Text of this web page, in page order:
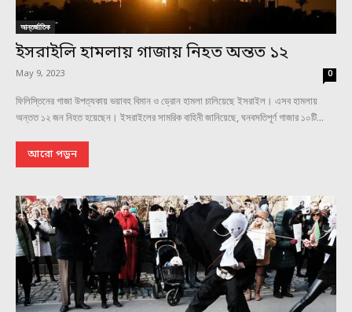
আন্তর্জাতিক
ইসরাইলি হামলায় গাজায় নিহত অন্তত ১২
May 9, 2023 0
ফিলিস্তিনের গাজা উপত্যকায় ভয়াবহ বিমান ও ড্রোন হামলা চালিয়েছে ইসরাইল। এসব হামলায়
অন্তত ১২ জন নিহত হয়েছেন। ইসরাইলের সামরিক বাহিনী জানিয়েছে, ঘনবসতিপূর্ণ গাজার ১০টি...
আরো পড়ুন